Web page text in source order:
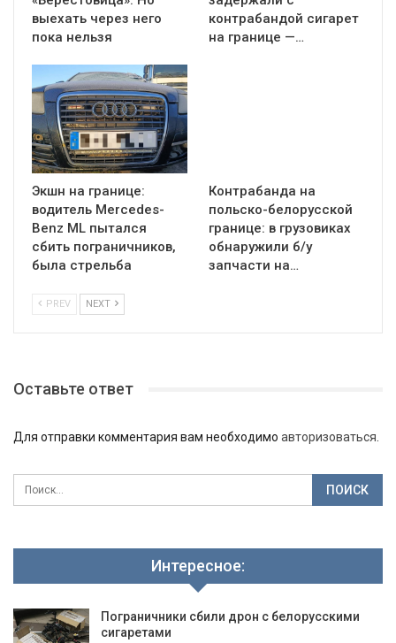
выехать через него
пока нельзя
контрабандой сигарет
на границе —…
Экшн на границе:
водитель Mercedes-
Benz ML пытался
сбить пограничников,
была стрельба
Контрабанда на
польско-белорусской
границе: в грузовиках
обнаружили б/у
запчасти на…
PREV NEXT
Оставьте ответ
Для отправки комментария вам необходимо авторизоваться.
Интересное:
Пограничники сбили дрон с белорусскими
сигаретами